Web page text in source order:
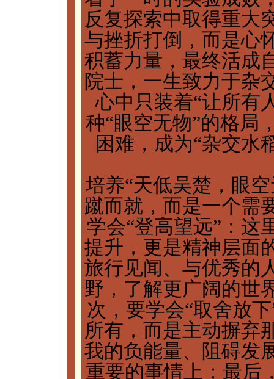
反复探索中取得重大
与挫折打倒，而是心
积蓄力量，最终活成
院士，一生致力于杂
心中只装着“让所有
种“眼空无物”的格局
困难，成为“杂交水
培养“天低吴楚，眼
蹴而就，而是一个需
学会“登高望远”：这
提升，更是精神层面
旅行见闻、与优秀的
野，了解更广阔的世
次，要学会“取舍放
所有，而是主动摒弃
我的负能量、阻碍发
重要的事情上；最后